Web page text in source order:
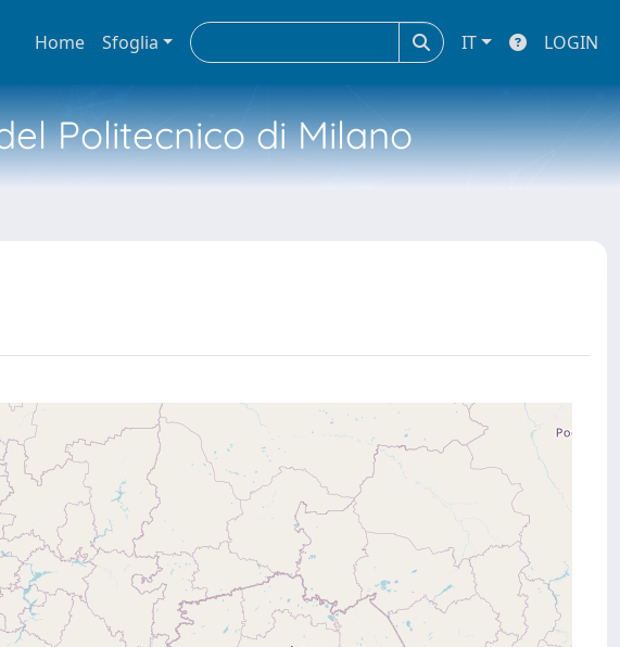
Home Sfoglia IT LOGIN
Politecnico di Milano